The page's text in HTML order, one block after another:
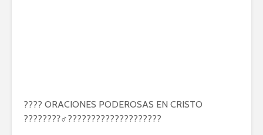
???? ORACIONES PODEROSAS EN CRISTO
????????‍♂????????????????????